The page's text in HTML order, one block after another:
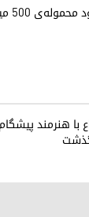
۵۰۰ میلیون دلاری به عراق
با هنرمند